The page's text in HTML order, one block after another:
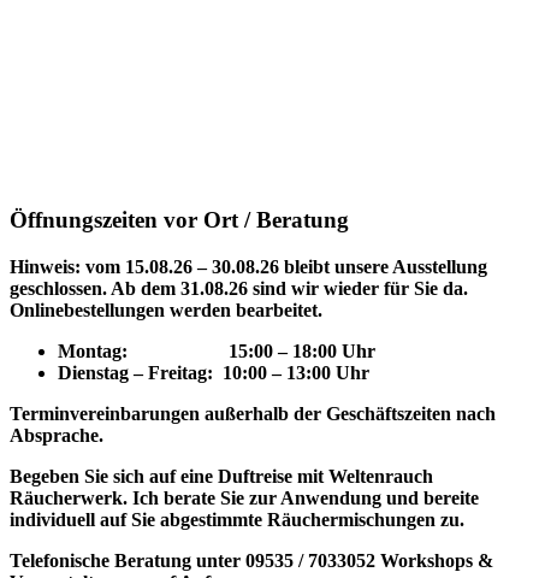
Öffnungszeiten vor Ort / Beratung
Hinweis: vom 15.08.26 – 30.08.26 bleibt unsere Ausstellung
geschlossen. Ab dem 31.08.26 sind wir wieder für Sie da.
Onlinebestellungen werden bearbeitet.
Montag: 15:00 – 18:00 Uhr
Dienstag – Freitag: 10:00 – 13:00 Uhr
Terminvereinbarungen außerhalb der Geschäftszeiten nach
Absprache.
Begeben Sie sich auf eine Duftreise mit Weltenrauch
Räucherwerk. Ich berate Sie zur Anwendung und bereite
individuell auf Sie abgestimmte Räuchermischungen zu.
Telefonische Beratung unter 09535 / 7033052 Workshops &